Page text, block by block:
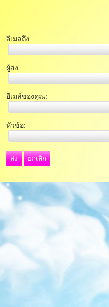
อีเมลถึง:
ผู้ส่ง:
อีเมล์ของคุณ:
หัวข้อ:
ส่ง ยกเลิก